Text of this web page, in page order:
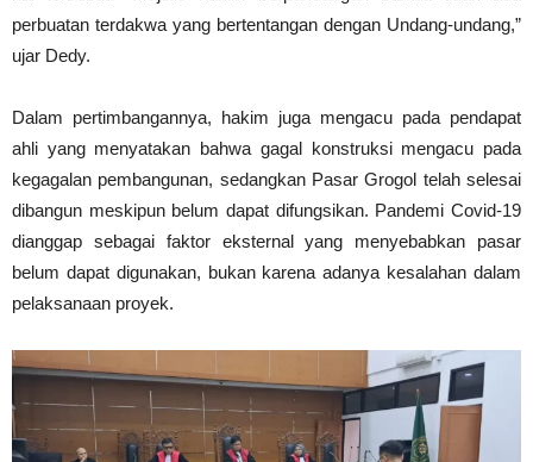
perbuatan terdakwa yang bertentangan dengan Undang-undang,”
ujar Dedy.
Dalam pertimbangannya, hakim juga mengacu pada pendapat
ahli yang menyatakan bahwa gagal konstruksi mengacu pada
kegagalan pembangunan, sedangkan Pasar Grogol telah selesai
dibangun meskipun belum dapat difungsikan. Pandemi Covid-19
dianggap sebagai faktor eksternal yang menyebabkan pasar
belum dapat digunakan, bukan karena adanya kesalahan dalam
pelaksanaan proyek.